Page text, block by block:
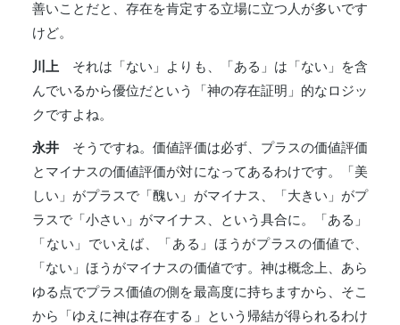
善いことだと、存在を肯定する立場に立つ人が多いです
けど。
川上 それは「ない」よりも、「ある」は「ない」を含
んでいるから優位だという「神の存在証明」的なロジッ
クですよね。
永井 そうですね。価値評価は必ず、プラスの価値評価
とマイナスの価値評価が対になってあるわけです。「美
しい」がプラスで「醜い」がマイナス、「大きい」がプ
ラスで「小さい」がマイナス、という具合に。「ある」
「ない」でいえば、「ある」ほうがプラスの価値で、
「ない」ほうがマイナスの価値です。神は概念上、あら
ゆる点でプラス価値の側を最高度に持ちますから、そこ
から「ゆえに神は存在する」という帰結が得られるわけ